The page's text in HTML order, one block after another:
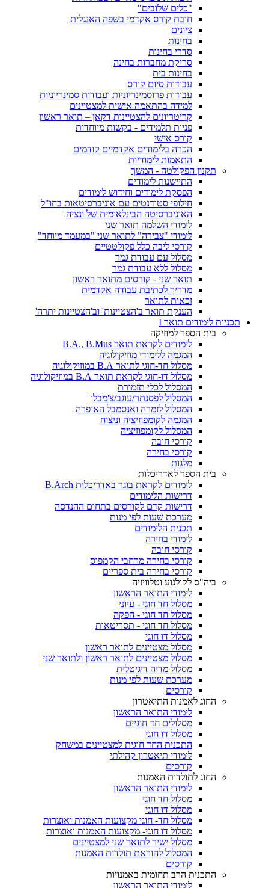
"כלים שלובים"
חובת קורס אקדמי בשפה האנגלית
ציונים
בחינות
סדרי בחינות
סריקת מחברות בחינה
בחינות בית
עבודות סיום קורס
עבודות פרוסמינריוניות ועבודות סמינריוניות
למידה בהתאמה אישית למצטיינים
קריטריונים להצטיינות דקאן – תואר ראשון
פניות תלמידים - בקשות מיוחדות
קורס אישי
הכרה בלימודים אקדמיים קודמים
התאמות לימודיות
תקנון הפקולטה - המשך
התיישנות לימודים
הפסקת לימודים וחידוש לימודים
חילופי סטודנטים עם אוניברסיטאות בחו"ל
האוניברסיטה הבינלאומית של ונציה
לימודי השלמה תואר שני
לימודי "צבירה" לתואר שני "במעמד מיוחד"
קורסי ליבה כלל פקולטטיים
מסלול עם עבודת גמר
מסלול ללא עבודת גמר
תואר שני - קורסים מתואר ראשון
מדריך לכתיבת עבודה אקדמית
זכאות לתואר
הענקת תואר ב'הצטיינות' וב'הצטיינות יתרה'
תכניות לימודים תואר I
בית הספר למוזיקה
לימודים לקראת תואר B.A., B.Mus
המגמה ללימודי מוזיקולוגיה
מסלול חד-חוגי לתואר B.A במוזיקולוגיה
מסלול דו-חוגי לקראת תואר B.A במוזיקולוגיה
המסלול לכלי תזמורת
המסלול לפסנתר/עוגב/צ'מבלו
המסלול לזמרה ואנסמבל האופרה
המגמה לקומפוזיציה וניצוח
המסלול לקומפוזיציה
קורסי חובה
קורסי בחירה
מלגות
בית הספר לאדריכלות
לימודים לקראת בוגר באדריכלות B.Arch
דרישות הלימודים
דרישות קדם לקורסים בתחום ההנדסה
מערכת שעות לפי מנות
תכנית הלימודים
לימודי בחירה
קורסי חובה
קורסי בחירה מרחבי הקמפוס
קורסי בחירה בית ספריים
ביה"ס לקולנוע וטלוויזיה
לימודי התואר הראשון
מסלול חד חוגי - עיוני
מסלול חד חוגי - הפקה
מסלול חד חוגי - תסריטאות
מסלול דו חוגי
מסלול מצטיינים לתואר ראשון
מסלול מצטיינים לתואר ראשון ולתואר שני
מסלול מדיה דיגיטלית
מערכת שעות לפי מנות
קורסים
החוג לאמנות התיאטרון
לימודי התואר הראשון
מסלולים חד חוגיים
מסלול דו חוגי
התכנית החד חוגית למצטיינים במשחק
לימודי תיאטרון קהילתי
קורסים
החוג לתולדות האמנות
לימודי התואר הראשון
מסלול חד חוגי
מסלול דו חוגי
מסלול חד- חוגי מקצועות האמנות ואוצרות
מסלול דו חוגי- מקצועות האמנות ואוצרות
מסלול ישיר לתואר שני למצטיינים
המסלול להוראת תולדות האמנות
קורסים
התכנית הרב תחומית באמנויות
לימודי התואר הראשון